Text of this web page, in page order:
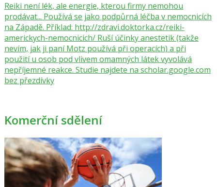
Reiki není lék, ale energie, kterou firmy nemohou
prodávat... Používá se jako podpůrná léčba v nemocnicích
na Západě. Příklad: http://zdravi.doktorka.cz/reiki-
americkych-nemocnicich/ Ruší účinky anestetik (takže
nevím, jak ji paní Motz používá při operacích) a při
použití u osob pod vlivem omamných látek vyvolává
nepříjemné reakce. Studie najdete na scholar.google.com
bez přezdívky
Komerční sdělení